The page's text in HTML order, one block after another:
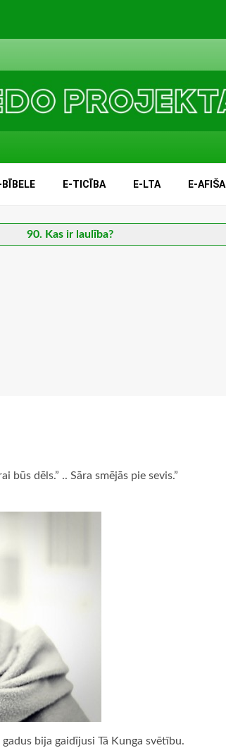
BĪBELE E-TICĪBA E-LTA E-AFIŠA
90. Kas ir laulība?
būs dēls.” .. Sāra smējās pie sevis.”
bija gaidījusi Tā Kunga svētību.